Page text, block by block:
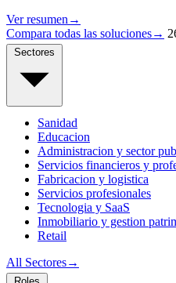
Ver resumen →
Compara todas las soluciones→
Sanidad
Educacion
Administracion y sector
Servicios financieros y
Fabricacion y logistica
Servicios profesionales
Tecnologia y SaaS
Inmobiliario y gestion
Retail
All Sectores→